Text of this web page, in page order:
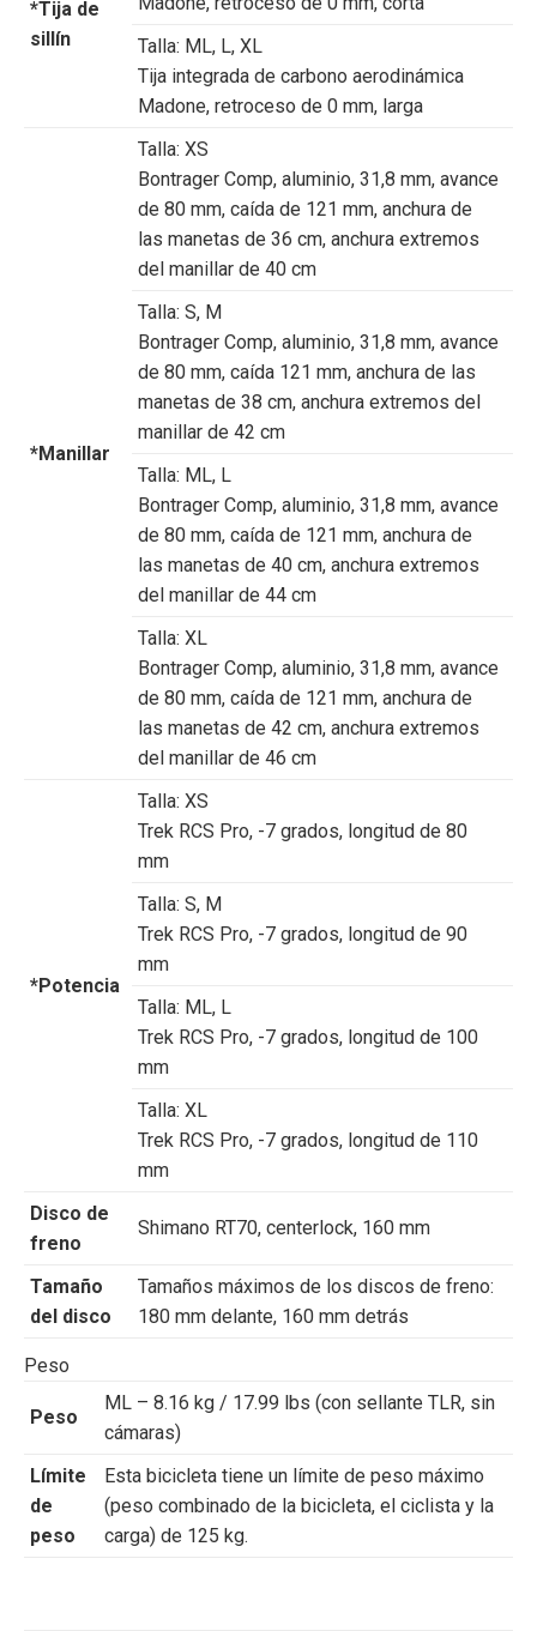
*Tija de
sillín
Talla: ML, L, XL
Tija integrada de carbono aerodinámica
Madone, retroceso de 0 mm, larga
*Manillar
Talla: XS
Bontrager Comp, aluminio, 31,8 mm, avance
de 80 mm, caída de 121 mm, anchura de
las manetas de 36 cm, anchura extremos
del manillar de 40 cm
Talla: S, M
Bontrager Comp, aluminio, 31,8 mm, avance
de 80 mm, caída 121 mm, anchura de las
manetas de 38 cm, anchura extremos del
manillar de 42 cm
Talla: ML, L
Bontrager Comp, aluminio, 31,8 mm, avance
de 80 mm, caída de 121 mm, anchura de
las manetas de 40 cm, anchura extremos
del manillar de 44 cm
Talla: XL
Bontrager Comp, aluminio, 31,8 mm, avance
de 80 mm, caída de 121 mm, anchura de
las manetas de 42 cm, anchura extremos
del manillar de 46 cm
*Potencia
Talla: XS
Trek RCS Pro, -7 grados, longitud de 80
mm
Talla: S, M
Trek RCS Pro, -7 grados, longitud de 90
mm
Talla: ML, L
Trek RCS Pro, -7 grados, longitud de 100
mm
Talla: XL
Trek RCS Pro, -7 grados, longitud de 110
mm
Disco de
freno
Shimano RT70, centerlock, 160 mm
Tamaño
del disco
Tamaños máximos de los discos de freno:
180 mm delante, 160 mm detrás
Peso
Peso
ML – 8.16 kg / 17.99 lbs (con sellante TLR, sin
cámaras)
Límite
de
peso
Esta bicicleta tiene un límite de peso máximo
(peso combinado de la bicicleta, el ciclista y la
carga) de 125 kg.